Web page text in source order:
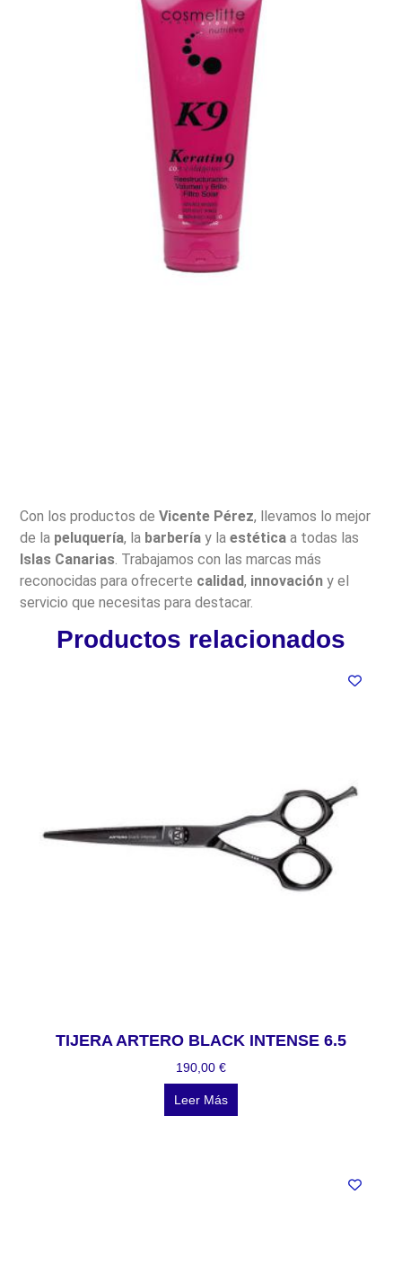
Con los productos deVicente Pérez, llevamos lo mejor
de la peluquería, la barbería y laestética a todas las
Islas Canarias. Trabajamos con las marcas más
reconocidas para ofrecerte calidad, innovación y el
servicio que necesitas para destacar.
Productos relacionados
TIJERA ARTERO BLACK INTENSE 6.5
190,00 €
Leer Más